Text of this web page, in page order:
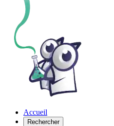
Accueil
Rechercher